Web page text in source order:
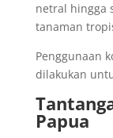
netral hingga
tanaman
Penggunaan
dilakukan
Papua